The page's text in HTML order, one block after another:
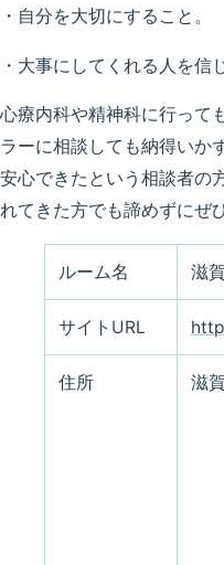
・自分を大切にすること。
・大事にしてくれる人を信
心療内科や精神科に行って
ラーに相談しても納得いか
安心できたという相談者の
れてきた方でも諦めずにぜ
ルーム名 滋
サイトURL
住所 滋